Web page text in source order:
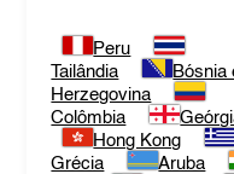
Peru
Tailândia
Bósnia
Herzegovina
Colômbia
Hong Kong
Grécia
Aruba